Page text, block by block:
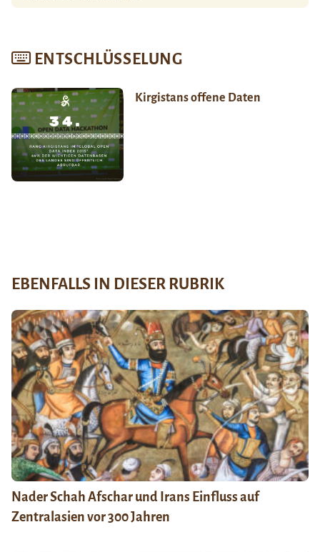
ENTSCHLÜSSELUNG
Kirgistans offene Daten
EBENFALLS IN DIESER RUBRIK
Nader Schah Afschar und Irans Einfluss auf
Zentralasien vor 300 Jahren